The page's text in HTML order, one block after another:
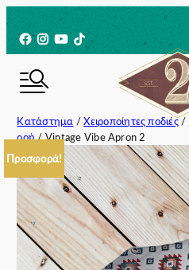
στο
περιεχόμενο
Facebook
Instagram
YouTube
TikTok
Κατάστημα /Χειροποίητες ποδιές/
ροή/ Vintage Vibe Apron 2
Προσφορά!